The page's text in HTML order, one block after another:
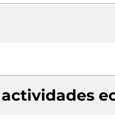
actividades